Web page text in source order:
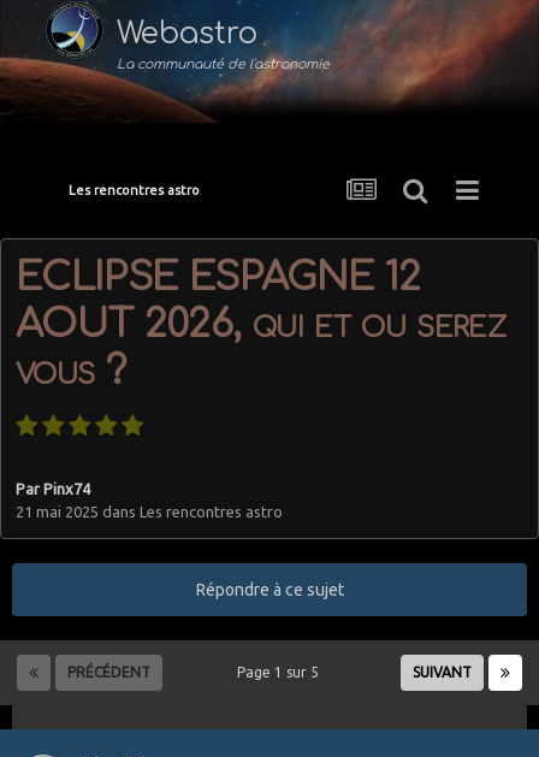
Webastro
La communauté de l'astronomie
Les rencontres astro
ECLIPSE ESPAGNE 12
AOUT 2026, qui et ou serez
vous ?
Par Pinx74
21 mai 2025 dans Les rencontres astro
Répondre à ce sujet
PRÉCÉDENT SUIVANT
Page 1 sur 5